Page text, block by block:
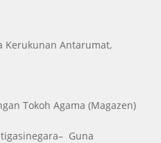
Kerukunan Antarumat,
Tokoh Agama (Magazen)
Guna